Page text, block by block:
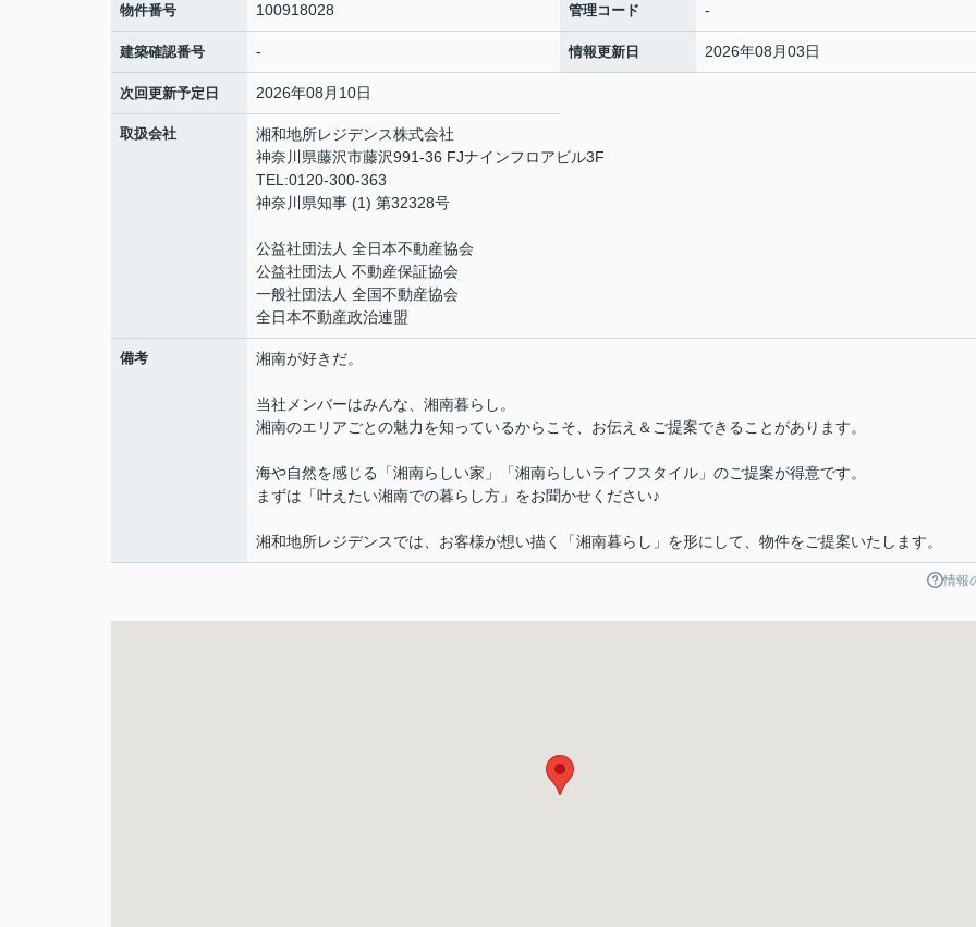
物件番号 100918028 管理コード -
建築確認番号 - 情報更新日 2026年08月03日
次回更新予定日 2026年08月10日
取扱会社
湘和地所レジデンス株式会社
神奈川県藤沢市藤沢991-36 FJナインフロアビル3F
TEL:0120-300-363
神奈川県知事 (1) 第32328号
公益社団法人 全日本不動産協会
公益社団法人 不動産保証協会
一般社団法人 全国不動産協会
全日本不動産政治連盟
備考 湘南が好きだ。
当社メンバーはみんな、湘南暮らし。
湘南のエリアごとの魅力を知っているからこそ、お伝え＆ご提案できることがあります。
海や自然を感じる「湘南らしい家」「湘南らしいライフスタイル」のご提案が得意です。
まずは「叶えたい湘南での暮らし方」をお聞かせください♪
湘和地所レジデンスでは、お客様が想い描く「湘南暮らし」を形にして、物件をご提案いたします。
情報